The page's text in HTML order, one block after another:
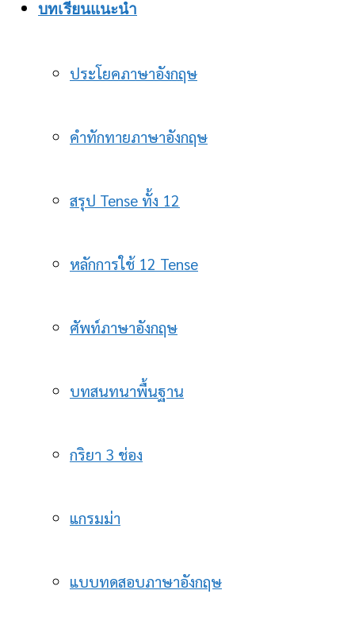
บทเรียนแนะนำ
ประโยคภาษาอังกฤษ
คำทักทายภาษาอังกฤษ
สรุป Tense ทั้ง 12
หลักการใช้ 12 Tense
ศัพท์ภาษาอังกฤษ
บทสนทนาพื้นฐาน
กริยา 3 ช่อง
แกรมม่า
แบบทดสอบภาษาอังกฤษ